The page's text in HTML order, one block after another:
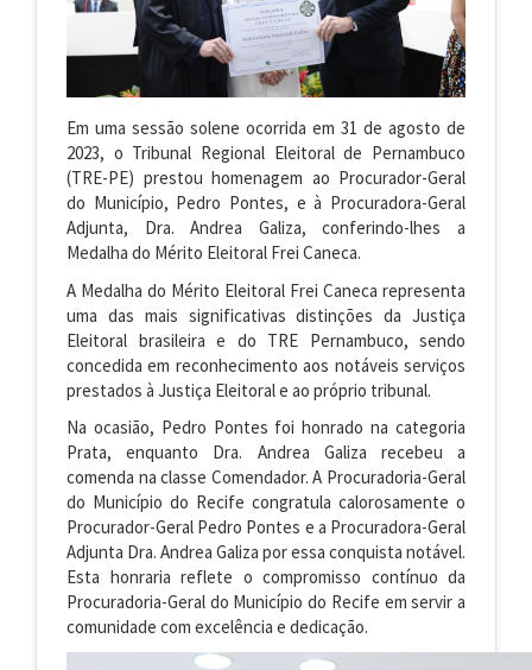
Em uma sessão solene ocorrida em 31 de agosto de
2023, o Tribunal Regional Eleitoral de Pernambuco
(TRE-PE) prestou homenagem ao Procurador-Geral
do Município, Pedro Pontes, e à Procuradora-Geral
Adjunta, Dra. Andrea Galiza, conferindo-lhes a
Medalha do Mérito Eleitoral Frei Caneca.
A Medalha do Mérito Eleitoral Frei Caneca representa
uma das mais significativas distinções da Justiça
Eleitoral brasileira e do TRE Pernambuco, sendo
concedida em reconhecimento aos notáveis serviços
prestados à Justiça Eleitoral e ao próprio tribunal.
Na ocasião, Pedro Pontes foi honrado na categoria
Prata, enquanto Dra. Andrea Galiza recebeu a
comenda na classe Comendador. A Procuradoria-Geral
do Município do Recife congratula calorosamente o
Procurador-Geral Pedro Pontes e a Procuradora-Geral
Adjunta Dra. Andrea Galiza por essa conquista notável.
Esta honraria reflete o compromisso contínuo da
Procuradoria-Geral do Município do Recife em servir a
comunidade com excelência e dedicação.